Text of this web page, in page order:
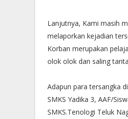
Lanjutnya, Kami masih
melaporkan kejadian
Korban merupakan
olok olok dan saling
Adapun para tersangka
SMKS Yadika 3, AAF/
SMKS.Tenologi Teluk